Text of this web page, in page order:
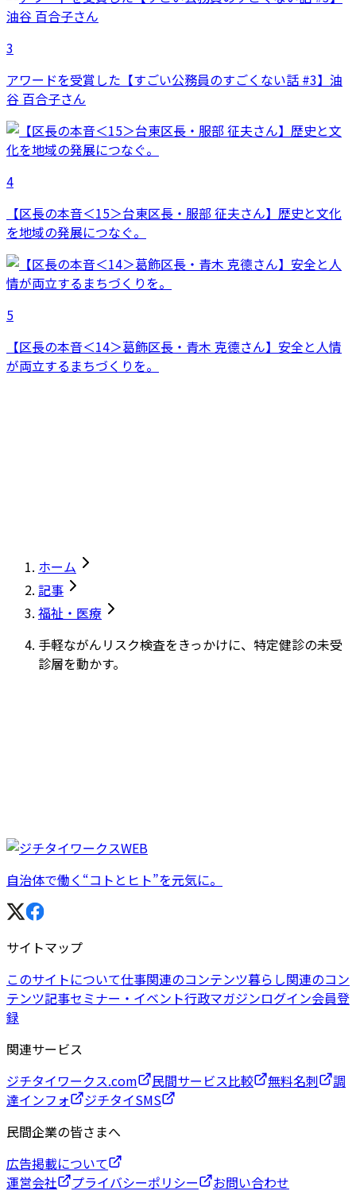
3
アワードを受賞した【すごい公務員のすごくない話 #3】油
谷 百合子さん
4
【区長の本音＜15＞台東区長・服部 征夫さん】歴史と文化
を地域の発展につなぐ。
5
【区長の本音＜14＞葛飾区長・青木 克德さん】安全と人情
が両立するまちづくりを。
ホーム
記事
福祉・医療
手軽ながんリスク検査をきっかけに、特定健診の未受
診層を動かす。
自治体で働く“コトとヒト”を元気に。
サイトマップ
このサイトについて仕事関連のコンテンツ暮らし関連のコン
テンツ記事セミナー・イベント行政マガジンログイン会員登
録
関連サービス
ジチタイワークス.com
民間サービス比較 無料名刺
調
達インフォ
ジチタイSMS
民間企業の皆さまへ
広告掲載について
運営会社
プライバシーポリシー お問い合わせ